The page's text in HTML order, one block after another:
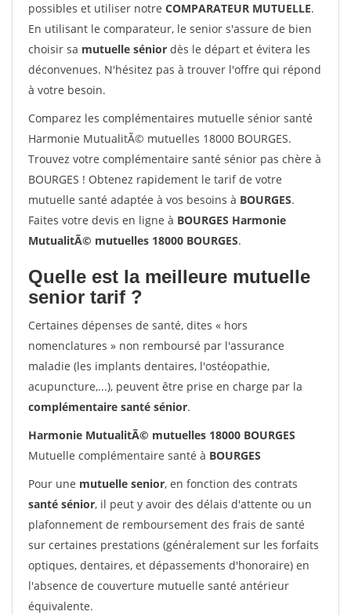
possibles et utiliser notre COMPARATEUR MUTUELLE.
En utilisant le comparateur, le senior s'assure de bien
choisir sa mutuelle sénior dès le départ et évitera les
déconvenues. N'hésitez pas à trouver l'offre qui répond
à votre besoin.
Comparez les complémentaires mutuelle sénior santé
Harmonie MutualitÃ© mutuelles 18000 BOURGES.
Trouvez votre complémentaire santé sénior pas chère à
BOURGES ! Obtenez rapidement le tarif de votre
mutuelle santé adaptée à vos besoins à BOURGES.
Faites votre devis en ligne à BOURGES Harmonie
MutualitÃ© mutuelles 18000 BOURGES.
Quelle est la meilleure mutuelle
senior tarif ?
Certaines dépenses de santé, dites « hors
nomenclatures » non remboursé par l'assurance
maladie (les implants dentaires, l'ostéopathie,
acupuncture,...), peuvent être prise en charge par la
complémentaire santé sénior.
Harmonie MutualitÃ© mutuelles 18000 BOURGES
Mutuelle complémentaire santé à BOURGES
Pour une mutuelle senior, en fonction des contrats
santé sénior, il peut y avoir des délais d'attente ou un
plafonnement de remboursement des frais de santé
sur certaines prestations (généralement sur les forfaits
optiques, dentaires, et dépassements d'honoraire) en
l'absence de couverture mutuelle santé antérieur
équivalente.